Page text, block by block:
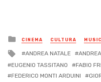
Posted
in
CINEMA CULTURA
Tagged
with
ANDREA NATALE
EUGENIO TASSITANO
FABIO
FEDERICO MONTI ARDUINI